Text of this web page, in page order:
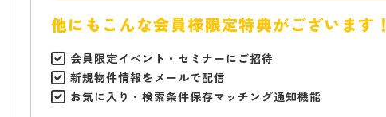
他にもこんな会員様限定特典がございます！
会員限定イベント・セミナーにご招待
新規物件情報をメールで配信
お気に入り・検索条件保存マッチング通知機能